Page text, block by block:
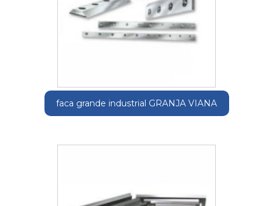
faca grande industrial GRANJA VIANA